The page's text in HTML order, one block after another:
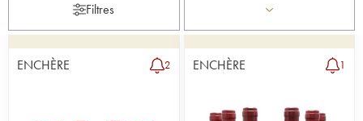
Filtres
ENCHÈRE 2 ENCHÈRE 1